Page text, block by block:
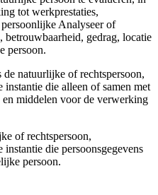
tot werkprestaties,
Analyseer of
betrouwbaarheid, gedrag, locatie
persoon.
natuurlijke of rechtspersoon,
instantie die alleen of samen met
en middelen voor de verwerking
of rechtspersoon,
die persoonsgegevens
persoon.